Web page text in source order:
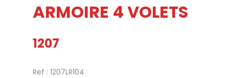
ARMOIRE 4 VOLETS
1207
Ref : 1207LR104